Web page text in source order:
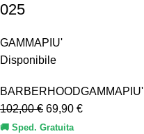
025
GAMMAPIU'
Disponibile
BARBERHOODGAMMAPIU'
102,00€ 69,90 €
🚚 Sped. Gratuita